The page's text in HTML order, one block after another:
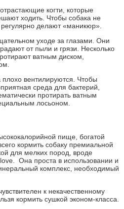
когти, которые
ходить. Чтобы собака не
делают «маникюр».
уходе за глазами. Они
от пыли и грязи. Несколько
ватным диском,
вентилируются. Чтобы
среда для бактерий,
протирать ватным
лосьоном.
пище, богатой
кормить собаку премиальной
для мелких пород, вроде
Она проста в использовании и
комплекс, необходимый
к некачественному
кормить сушкой эконом-класса.